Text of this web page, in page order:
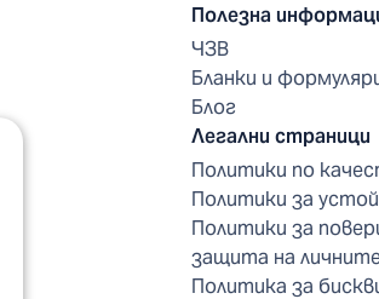
Полезна
ЧЗВ
Бланки и
Блог
Легални страници
Политики по
Политики за
Политики за
защита на
Политика за